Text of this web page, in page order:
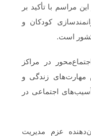
مراسم با تأکید بر
کودکان و
کشور است.
در مراکز
مهارت‌های زندگی و
اجتماعی در
عزم مدیریت